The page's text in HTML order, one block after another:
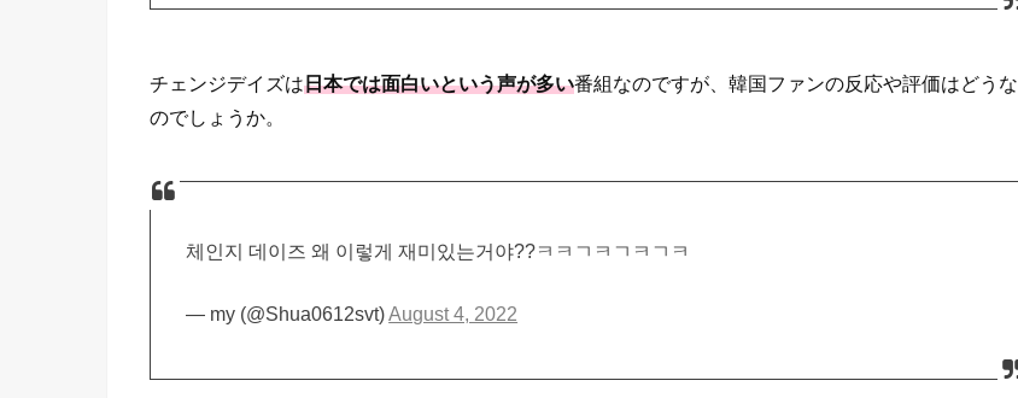
チェンジデイズは日本では面白いという声が多い番組なのですが、韓国ファンの反応や評価はどうな
のでしょうか。
체인지 데이즈 왜 이렇게 재미있는거야??ㅋㅋㄱㅋㄱㅋㄱㅋ
— my (@Shua0612svt)August 4, 2022